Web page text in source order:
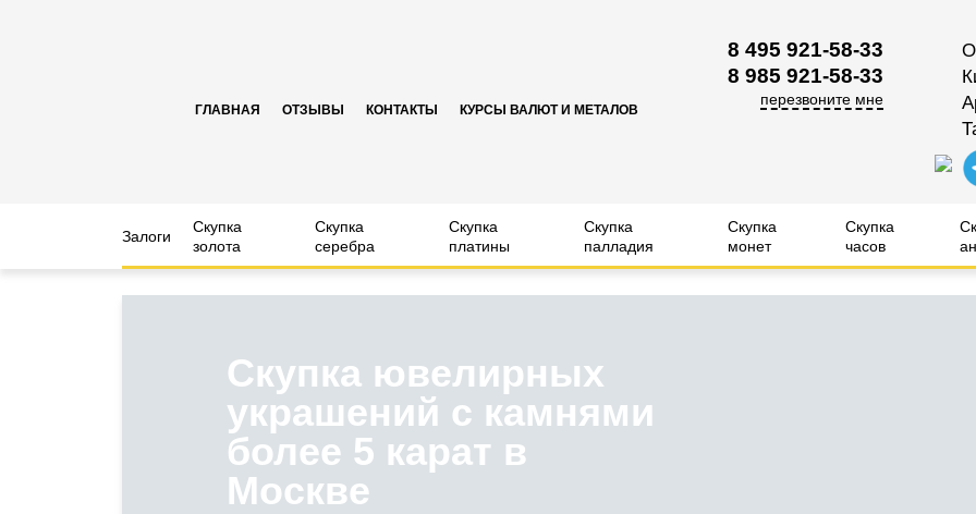
ГЛАВНАЯ ОТЗЫВЫ КОНТАКТЫ КУРСЫ ВАЛЮТ И МЕТАЛОВ
8 495 921-58-33
8 985 921-58-33
перезвоните мне
Залоги
Скупка
золота
Скупка
серебра
Скупка
платины
Скупка
палладия
Скупка
монет
Скупка
часов
Скупка ювелирных
украшений с камнями
более 5 карат в
Москве